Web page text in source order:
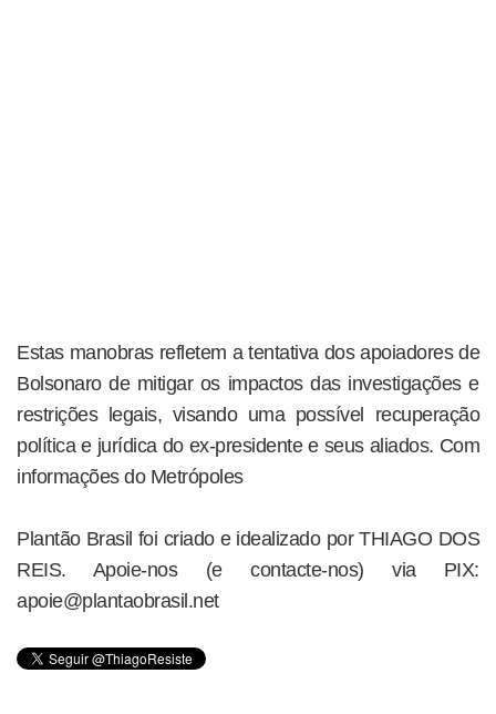
Estas manobras refletem a tentativa dos apoiadores de
Bolsonaro de mitigar os impactos das investigações e
restrições legais, visando uma possível recuperação
política e jurídica do ex-presidente e seus aliados. Com
informações do Metrópoles
Plantão Brasil foi criado e idealizado por THIAGO DOS
REIS. Apoie-nos (e contacte-nos) via PIX:
apoie@plantaobrasil.net